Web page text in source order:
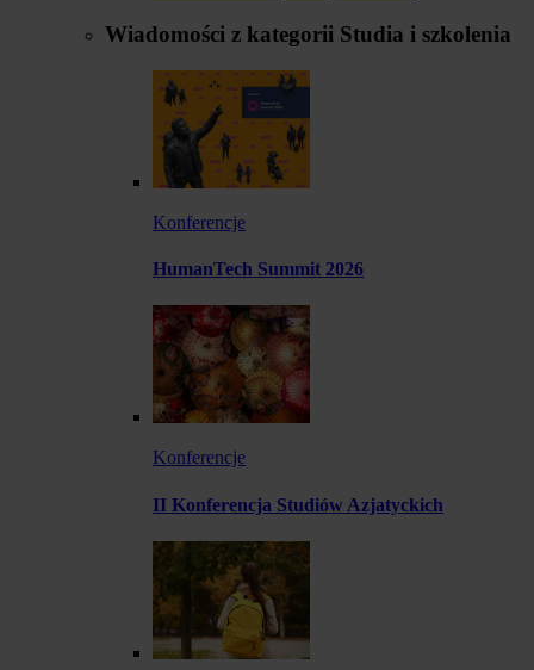
Wiadomości z kategorii Studia i szkolenia
Konferencje
HumanTech Summit 2026
Konferencje
II Konferencja Studiów Azjatyckich